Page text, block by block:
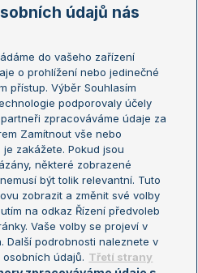
Australian Open
French Open
Wimbledon
US Open
Turnaj mistrů
Turnaj mistryň
údajů nás
do vašeho zařízení
o prohlížení nebo jedinečné
přístup. Výběr Souhlasím
podporovaly účely
zpracováváme údaje za
Zamítnout vše nebo
zakážete. Pokud jsou
některé zobrazené
být tolik relevantní. Tuto
zobrazit a změnit své volby
na odkaz Řízení předvoleb
Vaše volby se projeví v
Další podrobnosti naleznete v
údajů. Třetí strany